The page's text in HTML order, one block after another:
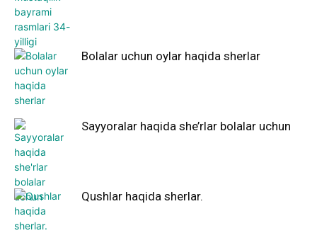
Bolalar uchun oylar haqida sherlar
Sayyoralar haqida she’rlar bolalar uchun
Qushlar haqida sherlar.